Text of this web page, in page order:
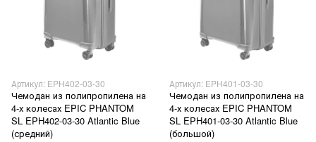
Артикул: EPH402-03-30
Чемодан из полипропилена на
4-х колесах EPIC PHANTOM
SL EPH402-03-30 Atlantic Blue
(средний)
Артикул: EPH401-03-30
Чемодан из полипропилена на
4-х колесах EPIC PHANTOM
SL EPH401-03-30 Atlantic Blue
(большой)